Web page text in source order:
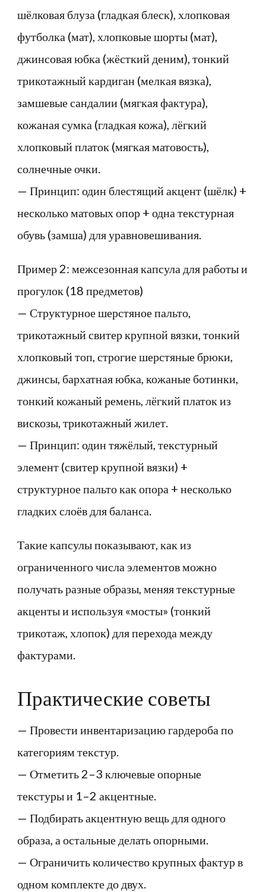
шёлковая блуза (гладкая блеск), хлопковая
футболка (мат), хлопковые шорты (мат),
джинсовая юбка (жёсткий деним), тонкий
трикотажный кардиган (мелкая вязка),
замшевые сандалии (мягкая фактура),
кожаная сумка (гладкая кожа), лёгкий
хлопковый платок (мягкая матовость),
солнечные очки.
— Принцип: один блестящий акцент (шёлк) +
несколько матовых опор + одна текстурная
обувь (замша) для уравновешивания.
Пример 2: межсезонная капсула для работы и
прогулок (18 предметов)
— Структурное шерстяное пальто,
трикотажный свитер крупной вязки, тонкий
хлопковый топ, строгие шерстяные брюки,
джинсы, бархатная юбка, кожаные ботинки,
тонкий кожаный ремень, лёгкий платок из
вискозы, трикотажный жилет.
— Принцип: один тяжёлый, текстурный
элемент (свитер крупной вязки) +
структурное пальто как опора + несколько
гладких слоёв для баланса.
Такие капсулы показывают, как из
ограниченного числа элементов можно
получать разные образы, меняя текстурные
акценты и используя «мосты» (тонкий
трикотаж, хлопок) для перехода между
фактурами.
Практические советы
— Провести инвентаризацию гардероба по
категориям текстур.
— Отметить 2–3 ключевые опорные
текстуры и 1–2 акцентные.
— Подбирать акцентную вещь для одного
образа, а остальные делать опорными.
— Ограничить количество крупных фактур в
одном комплекте до двух.